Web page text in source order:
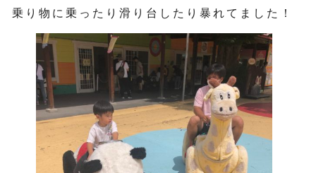
乗り物に乗ったり滑り台したり暴れてました！